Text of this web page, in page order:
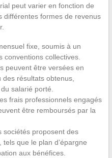
peut varier en fonction de
différentes formes de revenus
fixe, soumis à un
conventions collectives.
peuvent être versées en
résultats obtenus,
salarié porté.
frais professionnels engagés
être remboursés par la
sociétés proposent des
tels que le plan d’épargne
aux bénéfices.